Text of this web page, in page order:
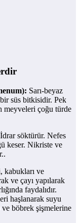
Sarı-beyaz
süs bitkisidir. Pek
meyveleri çoğu türde
İdrar söktürür. Nefes
keser. Nikriste ve
kabukları ve
ve çayı yapılarak
faydalıdır.
haşlanarak suyu
ve böbrek şişmelerine